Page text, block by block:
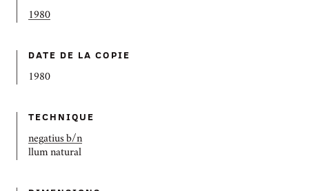
1980
DATE DE LA COPIE
1980
TECHNIQUE
negatius b/n
llum natural